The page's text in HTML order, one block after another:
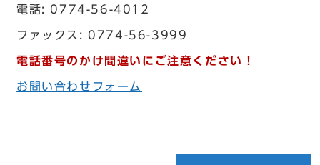
電話: 0774-56-4012
ファックス: 0774-56-3999
電話番号のかけ間違いにご注意ください！
お問い合わせフォーム